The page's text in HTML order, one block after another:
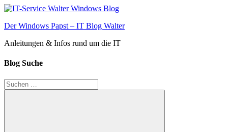
Zum
springen
Der Windows Papst – IT Blog Walter
Anleitungen & Infos rund um die IT
Blog Suche
Suchen
nach: